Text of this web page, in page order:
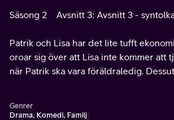
Säsong 2 Avsnitt 3: Avsnitt 3 -
Patrik och Lisa har det lite tufft
oroar sig över att Lisa inte kommer att
när Patrik ska vara föräldraledig.
Genrer
Drama, Komedi, Familj